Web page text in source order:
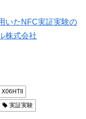
いたNFC実証実験の
株式会社
X06HTII
実証実験